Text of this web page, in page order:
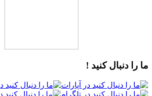
ما را دنبال کنید !